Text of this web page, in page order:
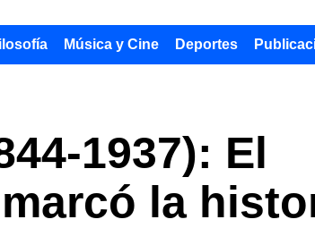
Música y Cine Deportes
1937): El
la